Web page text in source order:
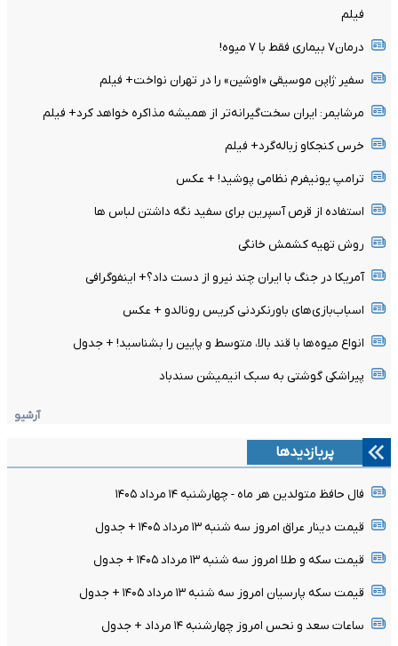
فیلم
درمان۷ بیماری فقط با ۷ میوه!
سفیر ژاپن موسیقی «اوشین» را در تهران نواخت+ فیلم
مرشایمر: ایران سخت‌گیرانه‌تر از همیشه مذاکره خواهد کرد+ فیلم
خرس کنجکاو زباله‌گرد+ فیلم
ترامپ یونیفرم نظامی پوشید‍! + عکس
استفاده از قرص آسپرین برای سفید نگه داشتن لباس ها
روش تهیه کشمش خانگی
آمریکا در جنگ با ایران چند نیرو از دست داد؟+ اینفوگرافی
اسباب‌بازی‌های باورنکردنی کریس رونالدو + عکس
انواع میوه‌ها با قند بالا، متوسط و پایین را بشناسید! + جدول
پیراشکی گوشتی به سبک انیمیشن سندباد
آرشیو
پربازدیدها
فال حافظ متولدین هر ماه - چهارشنبه ۱۴ مرداد ۱۴۰۵
قیمت دینار عراق امروز سه شنبه ۱۳ مرداد ۱۴۰۵ + جدول
قیمت سکه و طلا امروز سه شنبه ۱۳ مرداد ۱۴۰۵ + جدول
قیمت سکه پارسیان امروز سه شنبه ۱۳ مرداد ۱۴۰۵ + جدول
ساعات سعد و نحس امروز چهارشنبه ۱۴ مرداد + جدول